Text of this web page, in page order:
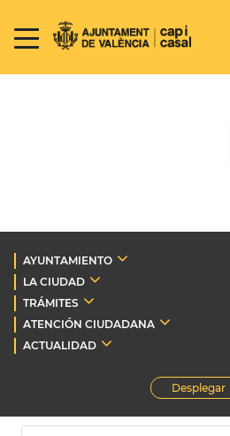
AYUNTAMIENTO
LA CIUDAD
TRÁMITES
ATENCIÓN CIUDADANA
ACTUALIDAD
Desplegar